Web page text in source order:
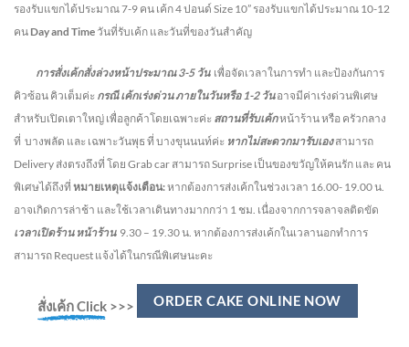
รองรับแขกได้ประมาณ 7-9 คน เค้ก 4 ปอนด์ Size 10” รองรับแขกได้ประมาณ 10-12
คน Day and Time วันที่รับเค้ก และวันที่ของวันสำคัญ
การสั่งเค้กสั่งล่วงหน้าประมาณ3-5 วัน เพื่อจัดเวลาในการทำ และป้องกันการ
คิวซ้อน คิวเต็มค่ะ กรณี เค้กเร่งด่วนภายในวันหรือ1-2 วัน อาจมีค่าเร่งด่วนพิเศษ
สำหรับเปิดเตาใหญ่ เพื่อลูกค้าโดยเฉพาะค่ะ สถานที่รับเค้กหน้าร้าน หรือ ครัวกลาง
ที่ บางพลัด และ เฉพาะวันพุธ ที่ บางขุนนนท์ค่ะ หากไม่สะดวกมารับเองสามารถ
Delivery ส่งตรงถึงที่ โดย Grab car สามารถ Surprise เป็นของขวัญให้คนรัก และ คน
พิเศษได้ถึงที่ หมายเหตุแจ้งเตือน:หากต้องการส่งเค้กในช่วงเวลา 16.00- 19.00 น.
อาจเกิดการล่าช้า และใช้เวลาเดินทางมากกว่า 1 ชม. เนื่องจากการจลาจลติดขัด
เวลาเปิดร้าน หน้าร้าน 9.30 – 19.30 น. หากต้องการส่งเค้กในเวลานอกทำการ
สามารถ Request แจ้งได้ในกรณีพิเศษนะคะ
สั่งเค้ก Click>>> ORDER CAKE ONLINE NOW